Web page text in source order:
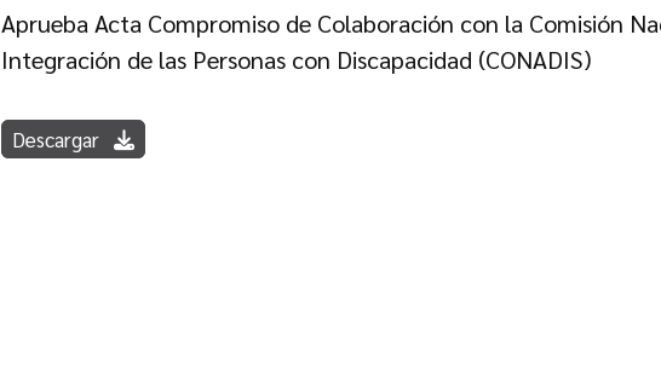
Aprueba Acta Compromiso de Colaboración con la Comisión
Integración de las Personas con Discapacidad (CONADIS)
Descargar